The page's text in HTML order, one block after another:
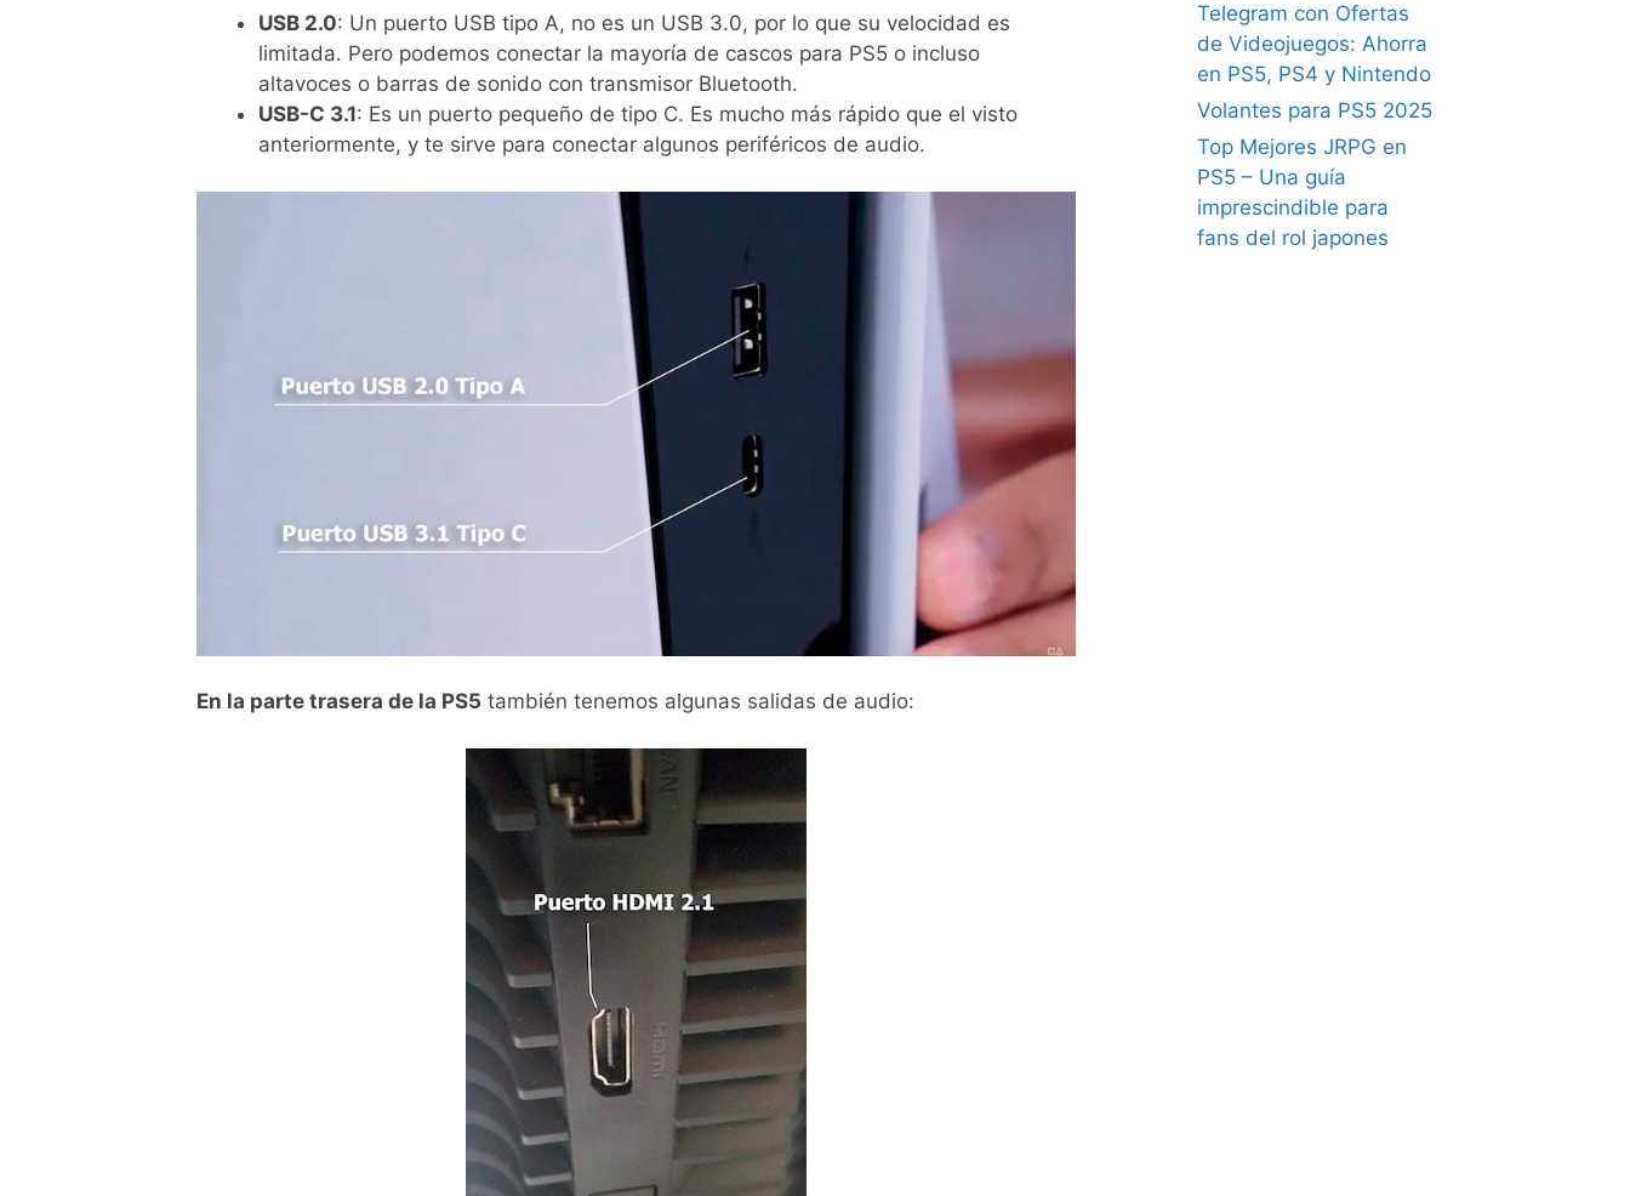
USB 2.0: Un puerto USB tipo A, no es un USB 3.0, por lo que su velocidad es
limitada. Pero podemos conectar la mayoría de cascos para PS5 o incluso
altavoces o barras de sonido con transmisor Bluetooth.
USB-C 3.1: Es un puerto pequeño de tipo C. Es mucho más rápido que el visto
anteriormente, y te sirve para conectar algunos periféricos de audio.
En la parte trasera de la PS5 también tenemos algunas salidas de audio:
Telegram con Ofertas
de Videojuegos: Ahorra
en PS5, PS4 y Nintendo
Volantes para PS5 2025
Top Mejores JRPG en
PS5 – Una guía
imprescindible para
fans del rol japones